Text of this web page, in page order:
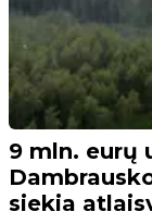
9 mln. eurų
siekia